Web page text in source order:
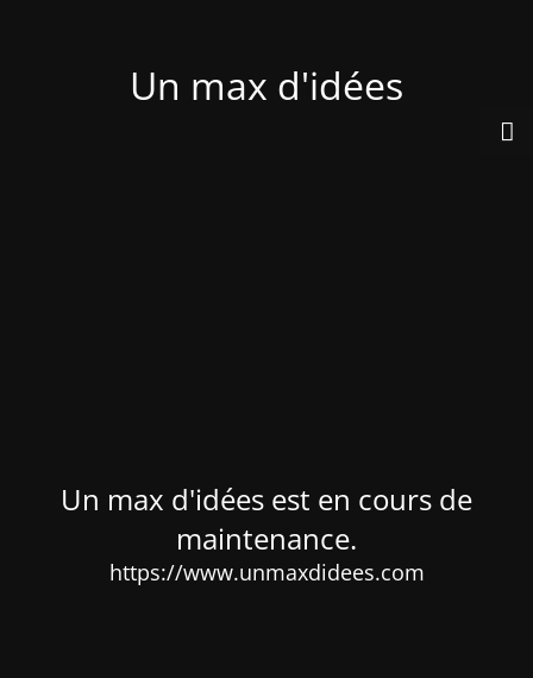
Un max d'idées
Un max d'idées est en cours de
maintenance.
https://www.unmaxdidees.com